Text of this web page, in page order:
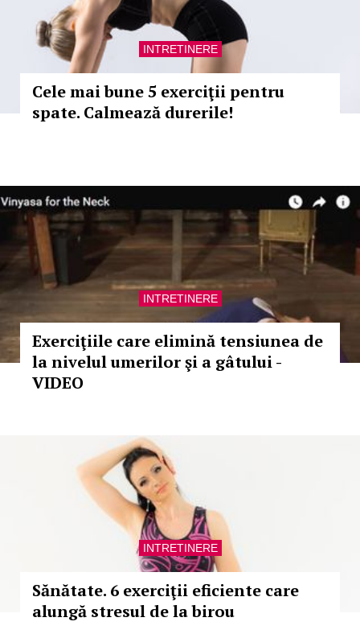
INTRETINERE
Cele mai bune 5 exerciţii pentru
spate. Calmează durerile!
INTRETINERE
Exerciţiile care elimină tensiunea de
la nivelul umerilor şi a gâtului -
VIDEO
INTRETINERE
Sănătate. 6 exerciţii eficiente care
alungă stresul de la birou